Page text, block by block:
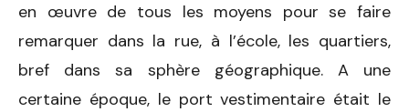
en œuvre de tous les moyens pour se faire
remarquer dans la rue, à l’école, les quartiers,
bref dans sa sphère géographique. A une
certaine époque, le port vestimentaire était le